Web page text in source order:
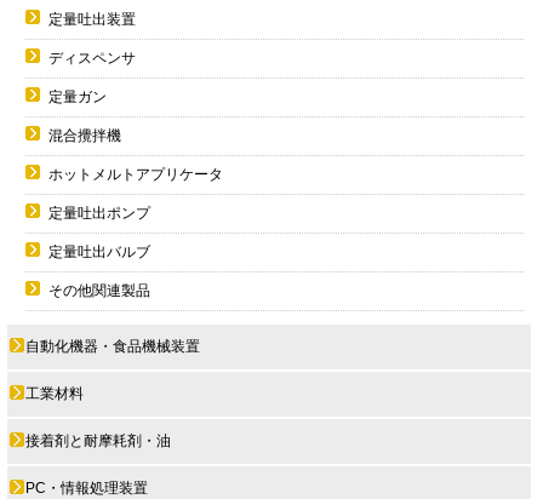
定量吐出装置
ディスペンサ
定量ガン
混合攪拌機
ホットメルトアプリケータ
定量吐出ポンプ
定量吐出バルブ
その他関連製品
自動化機器・食品機械装置
工業材料
接着剤と耐摩耗剤・油
PC・情報処理装置